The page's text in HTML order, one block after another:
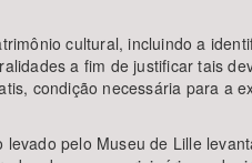
cultural, incluindo a
a fim de justificar tais
condição necessária para a
pelo Museu de Lille